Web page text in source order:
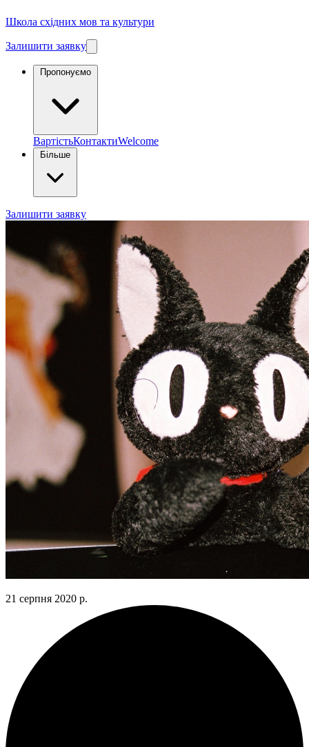
Школа східних мов та культури
Залишити заявку
ВартістьКонтактиWelcome
Залишити заявку
21 серпня 2020 р.